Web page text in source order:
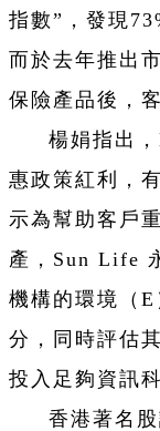
指數”，發現
而於去年推出
保險產品後，
楊娟指出
惠政策紅利，
示為幫助客戶
產，Sun Life
機構的環境（
分，同時評估
投入足夠資訊
香港著名